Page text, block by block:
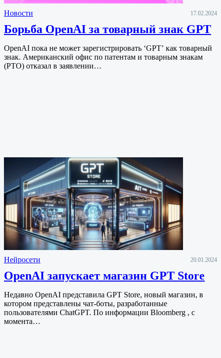
Новости 17.02.2024
Борьба OpenAI за товарный знак GPT
OpenAI пока не может зарегистрировать ‘GPT’ как товарный
знак. Американский офис по патентам и товарным знакам
(PTO) отказал в заявлении…
Нейросети 20.01.2024
OpenAI запускает магазин GPT Store
Недавно OpenAI представила GPT Store, новый магазин, в
котором представлены чат-боты, разработанные
пользователями ChatGPT. По информации Bloomberg , с
момента…